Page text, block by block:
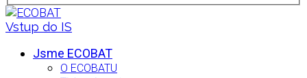
Vstup do IS
Jsme ECOBAT
O ECOBATU